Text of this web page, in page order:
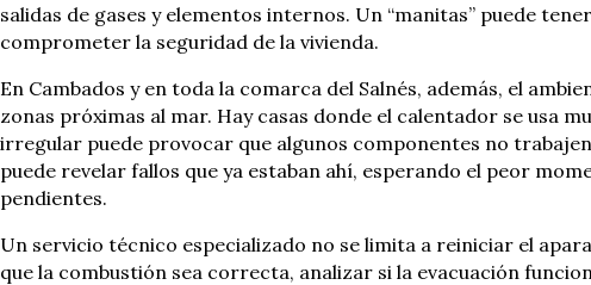
salidas de gases y elementos internos. Un “manitas” puede
comprometer la seguridad de la vivienda.
En Cambados y en toda la comarca del Salnés, además, el
zonas próximas al mar. Hay casas donde el calentador se usa
irregular puede provocar que algunos componentes no
puede revelar fallos que ya estaban ahí, esperando el peor
pendientes.
Un servicio técnico especializado no se limita a reiniciar el
que la combustión sea correcta, analizar si la evacuación